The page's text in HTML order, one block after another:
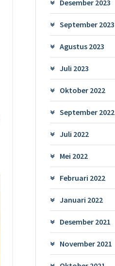
Desember 2023
September 2023
Agustus 2023
Juli 2023
Oktober 2022
September 2022
Juli 2022
Mei 2022
Februari 2022
Januari 2022
Desember 2021
November 2021